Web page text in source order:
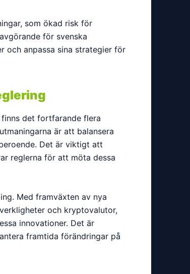
som ökad risk för
för svenska
och anpassa sina strategier för
det fortfarande flera
är att balansera
Det är viktigt att
reglerna för att möta dessa
Med framväxten av nya
och kryptovalutor,
innovationer. Det är
framtida förändringar på